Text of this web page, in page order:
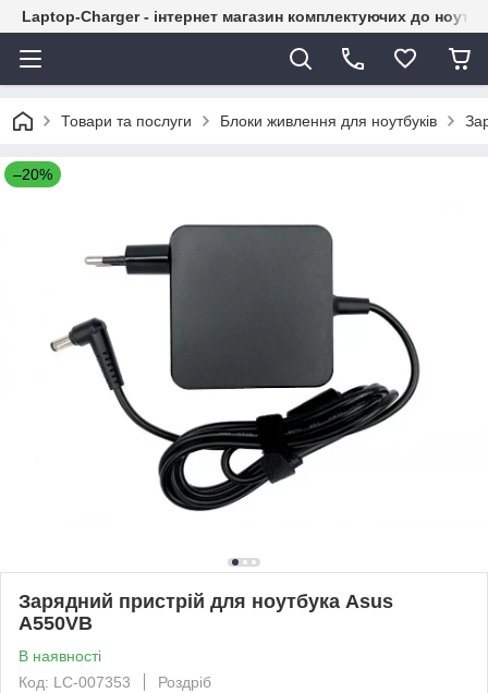
Laptop-Charger - інтернет магазин комплектуючих до
Товари та послуги Блоки живлення для ноутбуків
–20%
Зарядний пристрій для ноутбука Asus
A550VB
В наявності
Код: LC-007353
Роздріб